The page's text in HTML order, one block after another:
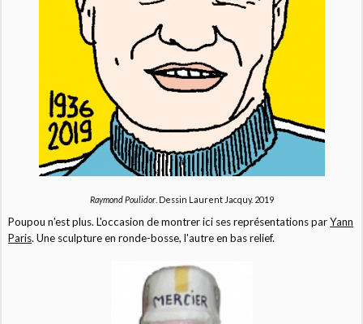
Raymond Poulidor. Dessin Laurent Jacquy. 2019
Poupou n'est plus. L'occasion de montrer ici ses représentations parYann
Paris. Une sculpture en ronde-bosse, l'autre en bas relief.